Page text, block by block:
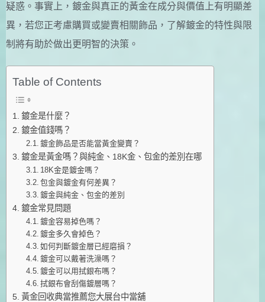
疑惑。事實上，鍍金與真正的黃金在成分與價值上有明顯差
異，若您正考慮購買或變賣相關飾品，了解鍍金的特性與限
制將有助於做出更明智的決策。
Table of Contents
鍍金是什麼？
鍍金值錢嗎？
鍍金飾品是否能當黃金變賣？
鍍金是黃金嗎？與純金、18K金、包金的差別在哪
18K金是鍍金嗎？
包金與鍍金有何差異？
鍍金與純金、包金的差別
鍍金常見問題
鍍金容易掉色嗎？
鍍金多久會掉色？
如何判斷鍍金層已經磨損？
鍍金可以戴著洗澡嗎？
鍍金可以用拭銀布嗎？
拭銀布會刮傷鍍層嗎？
黃金回收典當推薦您大展台中當舖